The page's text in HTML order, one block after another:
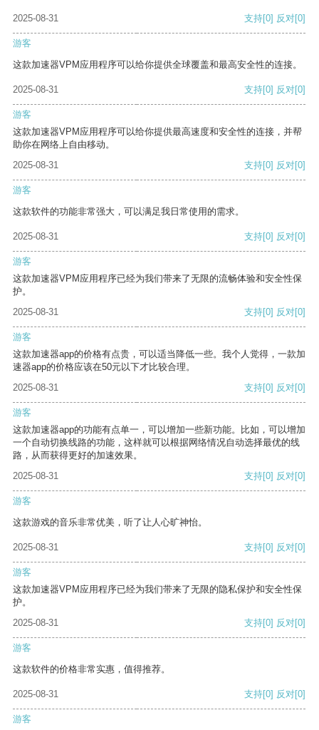
2025-08-31 支持[0] 反对[0]
游客
这款加速器VPM应用程序可以给你提供全球覆盖和最高安全性的连接。
2025-08-31 支持[0] 反对[0]
游客
这款加速器VPM应用程序可以给你提供最高速度和安全性的连接，并帮
助你在网络上自由移动。
2025-08-31
支持[0] 反对[0]
游客
这款软件的功能非常强大，可以满足我日常使用的需求。
2025-08-31 支持[0] 反对[0]
游客
这款加速器VPM应用程序已经为我们带来了无限的流畅体验和安全性保
护。
2025-08-31
支持[0] 反对[0]
游客
这款加速器app的价格有点贵，可以适当降低一些。我个人觉得，一款加
速器app的价格应该在50元以下才比较合理。
2025-08-31
支持[0] 反对[0]
游客
这款加速器app的功能有点单一，可以增加一些新功能。比如，可以增加
一个自动切换线路的功能，这样就可以根据网络情况自动选择最优的线
路，从而获得更好的加速效果。
2025-08-31
支持[0] 反对[0]
游客
这款游戏的音乐非常优美，听了让人心旷神怡。
2025-08-31 支持[0] 反对[0]
游客
这款加速器VPM应用程序已经为我们带来了无限的隐私保护和安全性保
护。
2025-08-31
支持[0] 反对[0]
游客
这款软件的价格非常实惠，值得推荐。
2025-08-31 支持[0] 反对[0]
游客